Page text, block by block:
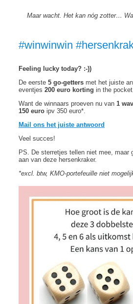
Maar wacht. Het kan nóg zotter…
#winwinwin
Feeling lucky today? :-))
De eerste 5 go-getters met het juiste
eventjes 200 euro korting in the
Want de winnaars proeven nu van 1
150 euro ipv 350 euro*.
Mail ons het juiste antwoord
Veel succes!
PS. De sterretjes tellen niet mee, maar
aan van deze hersenkraker.
*excl. btw, KMO-portefeuille niet